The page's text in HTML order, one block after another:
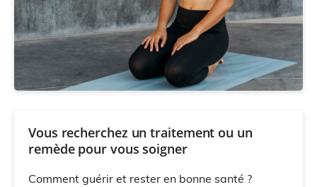
Vous recherchez un traitement ou un
remède pour vous soigner
Comment guérir et rester en bonne santé ?